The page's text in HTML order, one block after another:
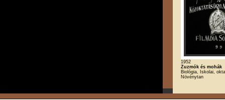
1952
Zuzmók és mohák
Biológia, Iskolai,
Növénytan